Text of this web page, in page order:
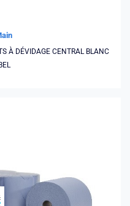
À DÉVIDAGE CENTRAL BLANC